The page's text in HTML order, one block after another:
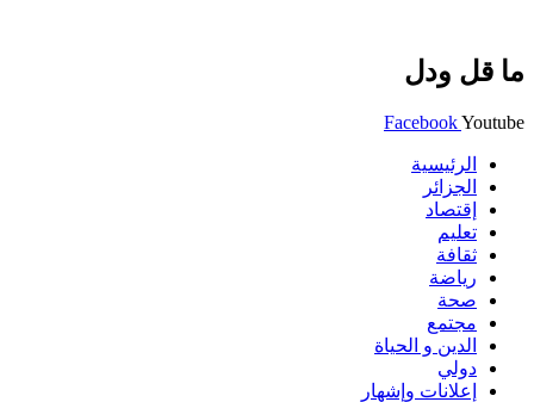
ما قل ودل
FacebookYoutube
الرئيسية
الجزائر
إقتصاد
تعليم
ثقافة
رياضة
صحة
مجتمع
الدين و الحياة
دولي
إعلانات وإشهار